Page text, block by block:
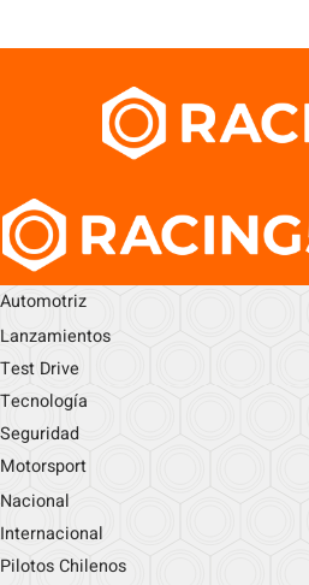
Automotriz
Lanzamientos
Test Drive
Tecnología
Seguridad
Motorsport
Nacional
Internacional
Pilotos Chilenos